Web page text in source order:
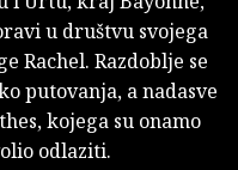
u društvu svojega
Rachel. Raz­doblje se
putovanja, a nadasve
kojega su onamo
odlaziti.